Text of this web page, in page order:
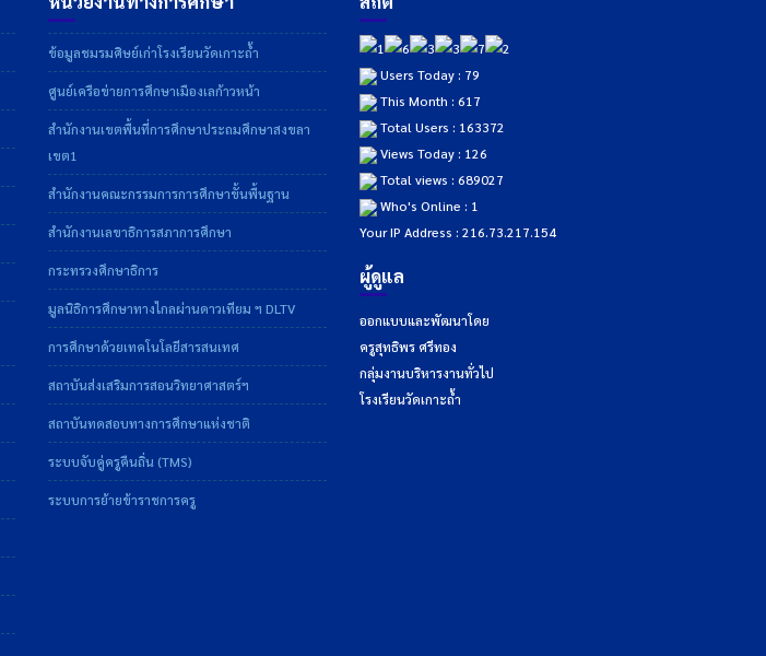
ข้อมูลชมรมศิษย์เก่าโรงเรียนวัดเกาะถ้ำ
ศูนย์เครือข่ายการศึกษาเมืองเลก้าวหน้า
สำนักงานเขตพื้นที่การศึกษาประถมศึกษาสงขลา
เขต1
สำนักงานคณะกรรมการการศึกษาขั้นพื้นฐาน
สำนักงานเลขาธิการสภาการศึกษา
กระทรวงศึกษาธิการ
มูลนิธิการศึกษาทางไกลผ่านดาวเทียม ฯ DLTV
การศึกษาด้วยเทคโนโลยีสารสนเทศ
สถาบันส่งเสริมการสอนวิทยาศาสตร์ฯ
สถาบันทดสอบทางการศึกษาแห่งชาติ
ระบบจับคู่ครูคืนถิ่น (TMS)
ระบบการย้ายข้าราชการครู
Users Today : 79
This Month : 617
Total Users : 163372
Views Today : 126
Total views : 689027
Who's Online : 1
Your IP Address : 216.73.217.154
ผู้ดูแล
ออกแบบและพัฒนาโดย
ครูสุทธิพร ศรีทอง
กลุ่มงานบริหารงานทั่วไป
โรงเรียนวัดเกาะถ้ำ